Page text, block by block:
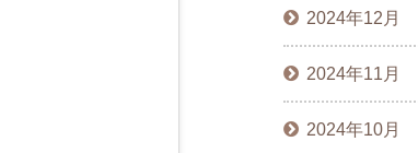
2024年12月
2024年11月
2024年10月